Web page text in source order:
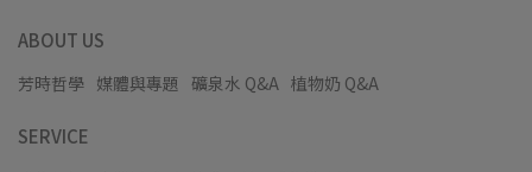
ABOUT US
芳時哲學 媒體與專題 礦泉水 Q&A 植物奶 Q&A
SERVICE